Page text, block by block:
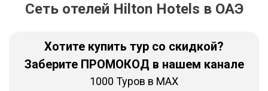
Сеть отелей Hilton Hotels в ОАЭ
Хотите купить тур со скидкой?
Заберите ПРОМОКОД в нашем канале
1000 Туров в MAX
ОАЭ
Египет
Куба